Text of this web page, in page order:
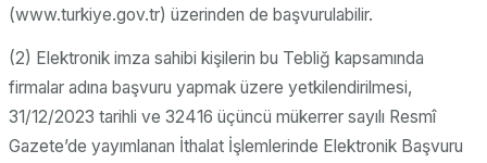
(www.turkiye.gov.tr) üzerinden de başvurulabilir.
(2) Elektronik imza sahibi kişilerin bu Tebliğ kapsamında
firmalar adına başvuru yapmak üzere yetkilendirilmesi,
31/12/2023 tarihli ve 32416 üçüncü mükerrer sayılı Resmî
Gazete’de yayımlanan İthalat İşlemlerinde Elektronik Başvuru